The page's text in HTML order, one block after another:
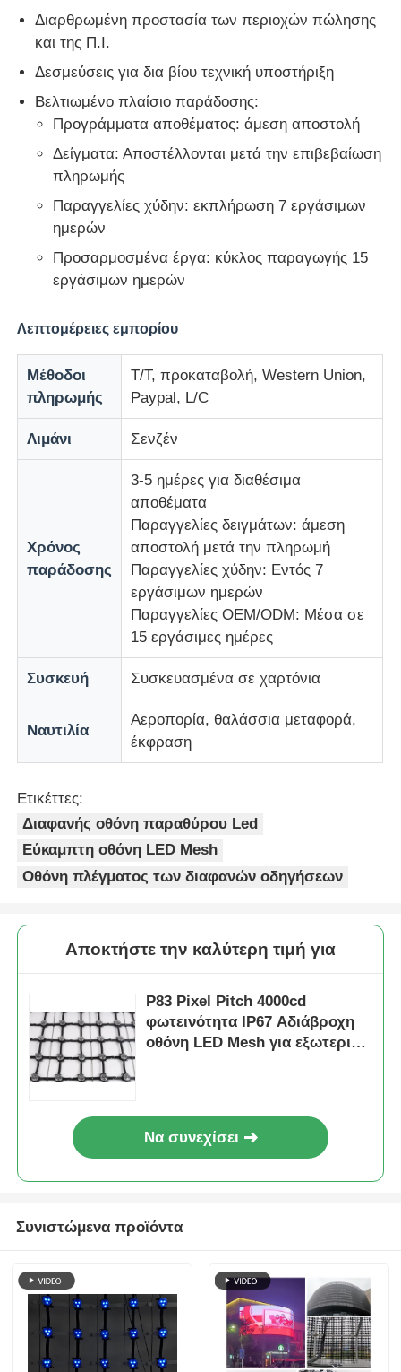
Διαρθρωμένη προστασία των περιοχών πώλησης
και της Π.Ι.
Δεσμεύσεις για δια βίου τεχνική υποστήριξη
Βελτιωμένο πλαίσιο παράδοσης:
Προγράμματα αποθέματος: άμεση αποστολή
Δείγματα: Αποστέλλονται μετά την επιβεβαίωση
πληρωμής
Παραγγελίες χύδην: εκπλήρωση 7 εργάσιμων
ημερών
Προσαρμοσμένα έργα: κύκλος παραγωγής 15
εργάσιμων ημερών
Λεπτομέρειες εμπορίου
Μέθοδοι
πληρωμής
Τ/Τ, προκαταβολή, Western Union,
Paypal, L/C
Λιμάνι Σενζέν
Χρόνος
παράδοσης
3-5 ημέρες για διαθέσιμα
αποθέματα
Παραγγελίες δειγμάτων: άμεση
αποστολή μετά την πληρωμή
Παραγγελίες χύδην: Εντός 7
εργάσιμων ημερών
Παραγγελίες OEM/ODM: Μέσα σε
15 εργάσιμες ημέρες
Συσκευή Συσκευασμένα σε χαρτόνια
Ναυτιλία
Αεροπορία, θαλάσσια μεταφορά,
έκφραση
Ετικέττες:
Διαφανής οθόνη παραθύρου Led
Εύκαμπτη οθόνη LED Mesh
Οθόνη πλέγματος των διαφανών οδηγήσεων
Αποκτήστε την καλύτερη τιμή για
P83 Pixel Pitch 4000cd
φωτεινότητα IP67 Αδιάβροχη
οθόνη LED Mesh για εξωτερική
Να συνεχίσει
Συνιστώμενα προϊόντα